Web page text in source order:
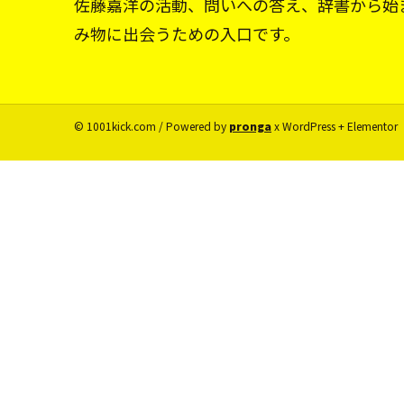
み物に出会うための入口です。
© 1001kick.com / Powered by prongax WordPress + Elementor